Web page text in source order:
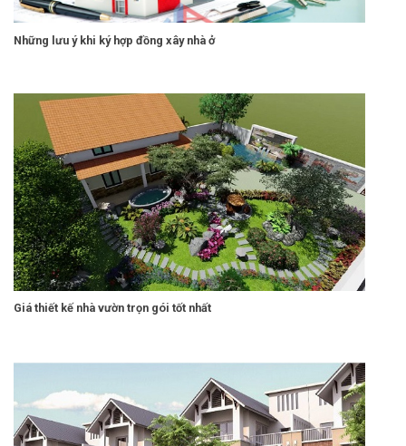
Những lưu ý khi ký hợp đồng xây nhà ở
Giá thiết kế nhà vườn trọn gói tốt nhất